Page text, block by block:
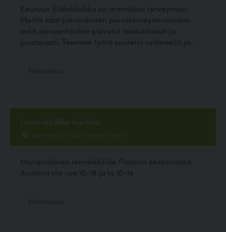
Keuruun Eläinklinikka on lemmikkisi terveystalo.
Meiltä saat pieneläinten perusterveydenhoidon
sekä sairaanhoidon palvelut laadukkaasti ja
joustavasti. Teemme työtä suurella sydämellä ja...
Lemmikkiliike HurMur
Asematie 1, 21530 Paimio, Paimio
Monipuolinen lemmikkiliike Paimion keskustassa.
Avoinna ma -pe 10-18 ja la 10-14